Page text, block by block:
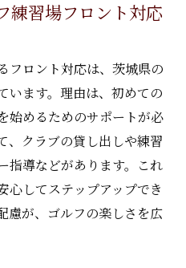
フ練習場の見つけ方
練習場フロント対応
フロント対応は、茨城県の
います。理由は、初めての
始めるためのサポートが必
、クラブの貸し出しや練習
指導などがあります。これ
心してステップアップでき
慮が、ゴルフの楽しさを広